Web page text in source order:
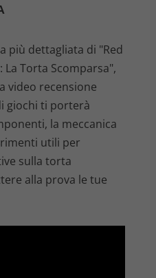
più dettagliata di "Red
La Torta Scomparsa",
video recensione
giochi ti porterà
la meccanica
utili per
sulla torta
alla prova le tue